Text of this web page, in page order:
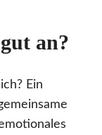
an?
Ein